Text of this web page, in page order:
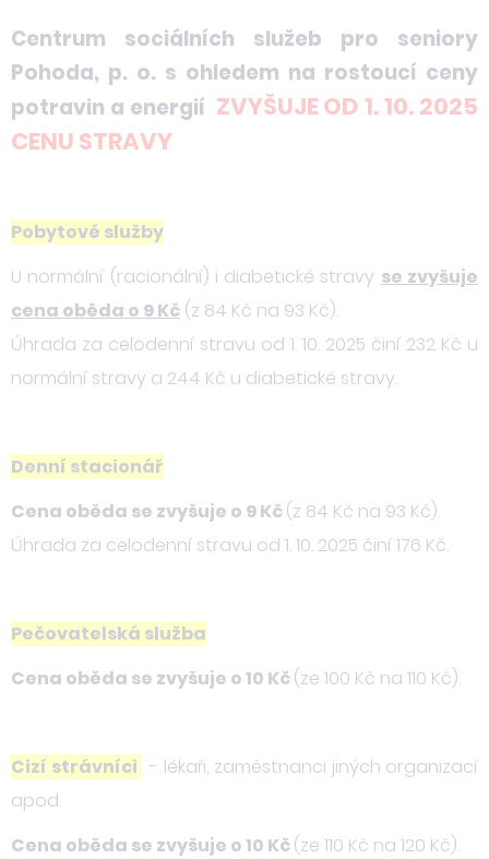
Centrum sociálních služeb pro seniory
Pohoda, p. o. s ohledem na rostoucí ceny
potravin a energií ZVYŠUJE OD 1. 10. 2025
CENU STRAVY
Pobytové služby
U normální (racionální) i diabetické stravy se zvyšuje
cena oběda o 9 Kč (z 84 Kč na 93 Kč).
Úhrada za celodenní stravu od 1. 10. 2025 činí 232 Kč u
normální stravy a 244 Kč u diabetické stravy.
Denní stacionář
Cena oběda se zvyšuje o 9 Kč(z 84 Kč na 93 Kč).
Úhrada za celodenní stravu od 1. 10. 2025 činí 176 Kč.
Pečovatelská služba
Cena oběda se zvyšuje o 10 Kč(ze 100 Kč na 110 Kč).
Cizí strávníci - lékaři, zaměstnanci jiných organizací
apod.
Cena oběda se zvyšuje o 10 Kč(ze 110 Kč na 120 Kč).